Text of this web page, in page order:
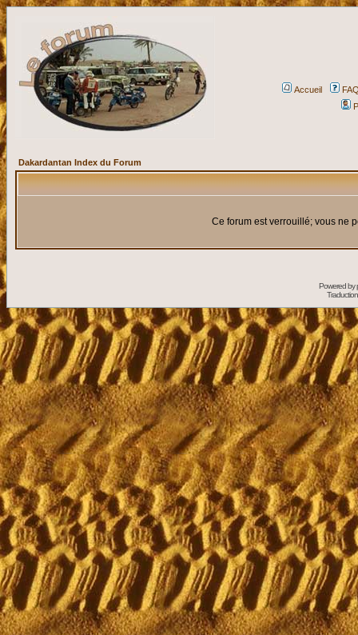
Accueil
Dakardantan Index du Forum
Ce forum est verrouillé; vous ne
Powered by